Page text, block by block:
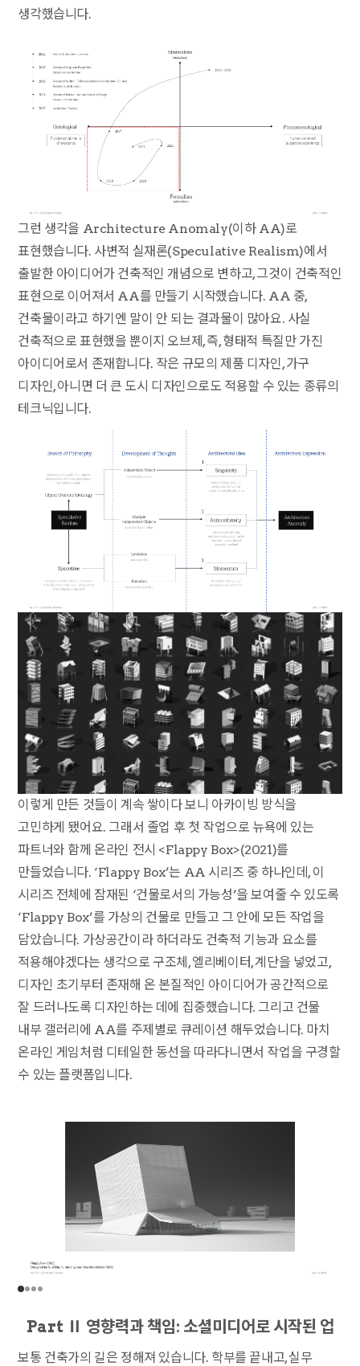
생각했습니다.
그런 생각을 Architecture Anomaly(이하 AA)로
표현했습니다. 사변적 실재론(Speculative Realism)에서
출발한 아이디어가 건축적인 개념으로 변하고, 그것이 건축적인
표현으로 이어져서 AA를 만들기 시작했습니다. AA 중,
건축물이라고 하기엔 말이 안 되는 결과물이 많아요. 사실
건축적으로 표현했을 뿐이지 오브제, 즉, 형태적 특질만 가진
아이디어로서 존재합니다. 작은 규모의 제품 디자인, 가구
디자인, 아니면 더 큰 도시 디자인으로도 적용할 수 있는 종류의
테크닉입니다.
이렇게 만든 것들이 계속 쌓이다 보니 아카이빙 방식을
고민하게 됐어요. 그래서 졸업 후 첫 작업으로 뉴욕에 있는
파트너와 함께 온라인 전시 <Flappy Box>(2021)를
만들었습니다. ‘Flappy Box’는 AA 시리즈 중 하나인데, 이
시리즈 전체에 잠재된 ‘건물로서의 가능성’을 보여줄 수 있도록
‘Flappy Box’를 가상의 건물로 만들고 그 안에 모든 작업을
담았습니다. 가상공간이라 하더라도 건축적 기능과 요소를
적용해야겠다는 생각으로 구조체, 엘리베이터, 계단을 넣었고,
디자인 초기부터 존재해 온 본질적인 아이디어가 공간적으로
잘 드러나도록 디자인하는 데에 집중했습니다. 그리고 건물
내부 갤러리에 AA를 주제별로 큐레이션 해두었습니다. 마치
온라인 게임처럼 디테일한 동선을 따라다니면서 작업을 구경할
수 있는 플랫폼입니다.
Part Ⅱ 영향력과 책임: 소셜미디어로 시작된 업
보통 건축가의 길은 정해져 있습니다. 학부를 끝내고, 실무